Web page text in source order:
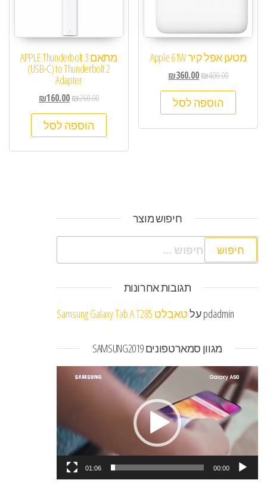
מטען אפל קיר Apple 61W
₪400.00
₪360.00
הוספה לסל
מתאם APPLE Thunderbolt 3
(USB-C) to Thunderbolt 2
Adapter
₪260.00
₪160.00
הוספה לסל
חיפוש מוצר
חיפוש:
תגובות אחרונות
pdadminעלטאבלט Samsung Galaxy Tab A T285
מגוון סמארטפונים SAMSUNG2019
נגן
וידאו
00:00
01:06